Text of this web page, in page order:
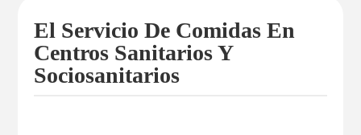
El Servicio De Comidas En
Centros Sanitarios Y
Sociosanitarios